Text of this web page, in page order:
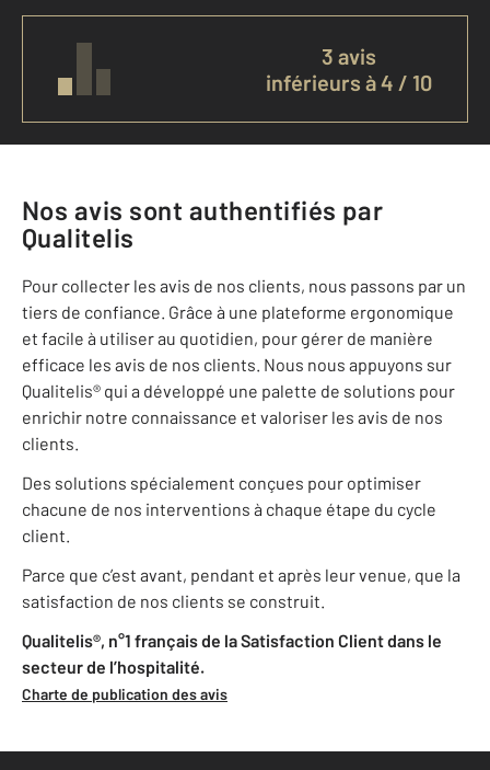
3 avis
inférieurs à 4 / 10
Nos avis sont authentifiés par
Qualitelis
Pour collecter les avis de nos clients, nous passons par un
tiers de confiance. Grâce à une plateforme ergonomique
et facile à utiliser au quotidien, pour gérer de manière
efficace les avis de nos clients. Nous nous appuyons sur
Qualitelis® qui a développé une palette de solutions pour
enrichir notre connaissance et valoriser les avis de nos
clients.
Des solutions spécialement conçues pour optimiser
chacune de nos interventions à chaque étape du cycle
client.
Parce que c’est avant, pendant et après leur venue, que la
satisfaction de nos clients se construit.
Qualitelis®, n°1 français de la Satisfaction Client dans le
secteur de l’hospitalité.
Charte de publication des avis